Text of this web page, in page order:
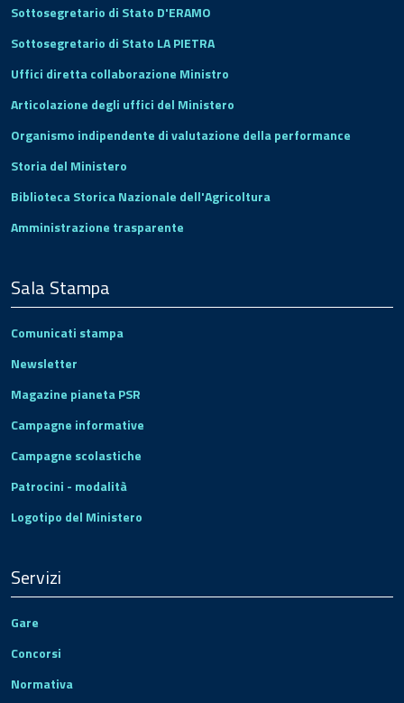
Sottosegretario di Stato D'ERAMO
Sottosegretario di Stato LA PIETRA
Uffici diretta collaborazione Ministro
Articolazione degli uffici del Ministero
Organismo indipendente di valutazione della performance
Storia del Ministero
Biblioteca Storica Nazionale dell'Agricoltura
Amministrazione trasparente
Sala Stampa
Comunicati stampa
Newsletter
Magazine pianeta PSR
Campagne informative
Campagne scolastiche
Patrocini - modalità
Logotipo del Ministero
Servizi
Gare
Concorsi
Normativa